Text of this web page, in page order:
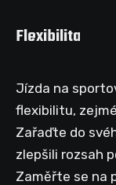
Flexibilita
Jízda na
flexibilitu,
Zařaďte do
zlepšili rozsah
Zaměřte se na